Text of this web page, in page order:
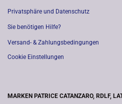
Privatsphäre und Datenschutz
Sie benötigen Hilfe?
Versand- & Zahlungsbedingungen
Cookie Einstellungen
MARKEN PATRICE CATANZARO, RDLF,